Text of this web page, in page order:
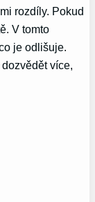
rozdíly. Pokud
V tomto
je odlišuje.
více,